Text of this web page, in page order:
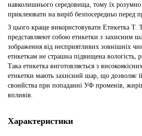
навколишнього середовища, тому їх розумно
приклеювати на виріб безпосередньо перед
З цього краще використовувати Етикетка T.
представляеют собою етикетки з захисним
зображення від несприятливих зовнішніх
етикеткам не страшна підвищена вологість,
Така етикетка виготовляється з
етикетки мають захисний шар, що дозволяє
своийства при попаданні УФ променів,
впливів.
Характеристики